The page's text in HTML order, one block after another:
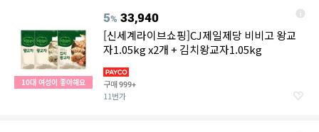
10대 여성이 좋아해요
5% 33,940
[신세계라이브쇼핑]CJ제일제당 비비고 왕교
자1.05kg x2개 + 김치왕교자1.05kg
구매999+
11번가